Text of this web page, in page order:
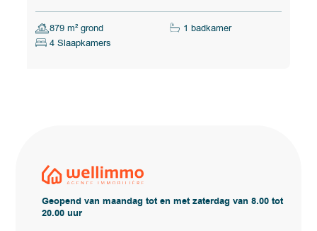
879 m² grond
1 badkamer
4 Slaapkamers
Geopend van maandag tot en met zaterdag van 8.00 tot
20.00 uur